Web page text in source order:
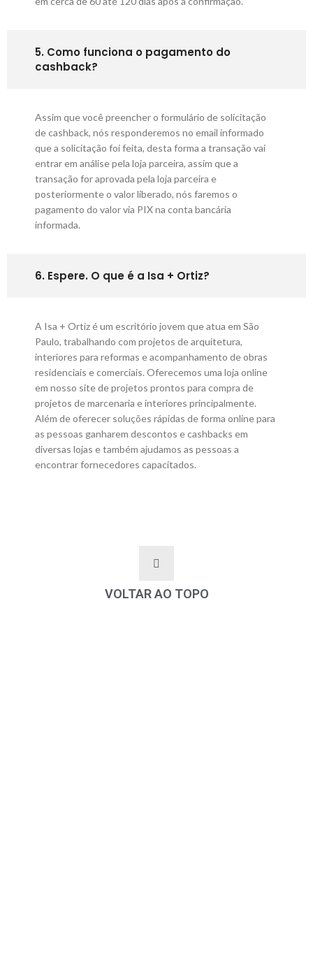
5. Como funciona o pagamento do
cashback?
Assim que você preencher o formulário de solicitação
de cashback, nós responderemos no email informado
que a solicitação foi feita, desta forma a transação vai
entrar em análise pela loja parceira, assim que a
transação for aprovada pela loja parceira e
posteriormente o valor liberado, nós faremos o
pagamento do valor via PIX na conta bancária
informada.
6. Espere. O que é a Isa + Ortiz?
A Isa + Ortiz é um escritório jovem que atua em São
Paulo, trabalhando com projetos de arquitetura,
interiores para reformas e acompanhamento de obras
residenciais e comerciais. Oferecemos uma loja online
em nosso site de projetos prontos para compra de
projetos de marcenaria e interiores principalmente.
Além de oferecer soluções rápidas de forma online para
as pessoas ganharem descontos e cashbacks em
diversas lojas e também ajudamos as pessoas a
encontrar fornecedores capacitados.
VOLTAR AO TOPO